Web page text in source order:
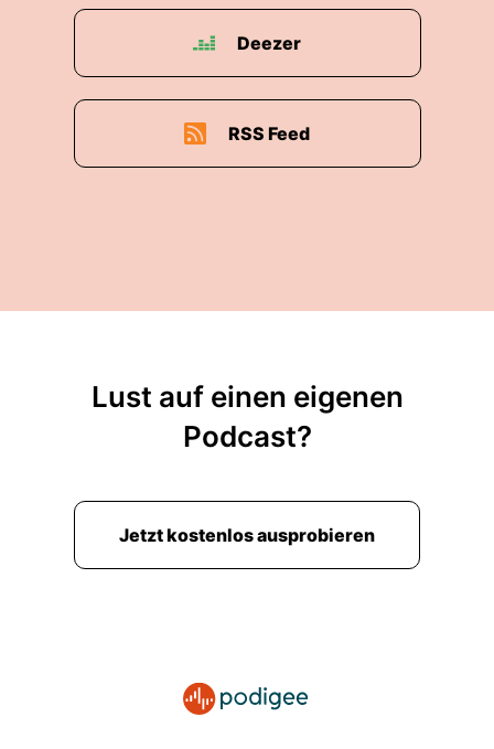
Deezer
RSS Feed
Lust auf einen eigenen
Podcast?
Jetzt kostenlos ausprobieren